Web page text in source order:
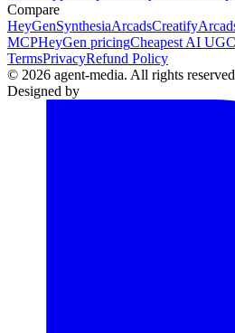
Compare
HeyGenSynthesiaArcadsCreatify
MCPHeyGen pricingCheapest AI UGC
TermsPrivacyRefund Policy
© 2026 agent-media. All rights
Designed by